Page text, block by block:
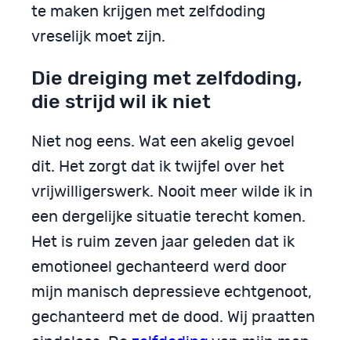
te maken krijgen met zelfdoding
vreselijk moet zijn.
Die dreiging met zelfdoding,
die strijd wil ik niet
Niet nog eens. Wat een akelig gevoel
dit. Het zorgt dat ik twijfel over het
vrijwilligerswerk. Nooit meer wilde ik in
een dergelijke situatie terecht komen.
Het is ruim zeven jaar geleden dat ik
emotioneel gechanteerd werd door
mijn manisch depressieve echtgenoot,
gechanteerd met de dood. Wij praatten